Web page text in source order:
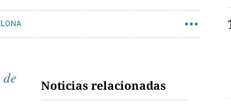
Noticias relacionadas